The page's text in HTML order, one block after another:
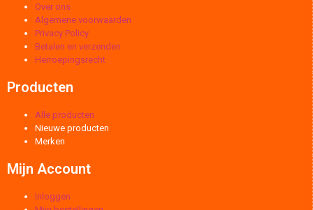
Over ons
Algemene voorwaarden
Privacy Policy
Betalen en verzenden
Herroepingsrecht
Producten
Alle producten
Nieuwe producten
Merken
Mijn Account
Inloggen